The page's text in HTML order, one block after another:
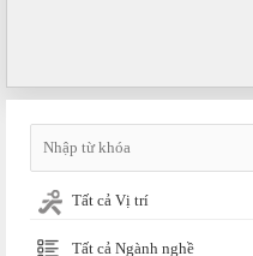
Tất cả Vị trí
Tất cả Ngành nghề